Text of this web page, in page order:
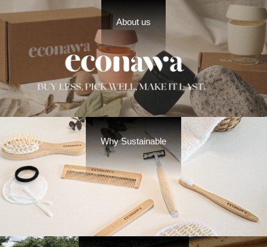
About us
Why Sustainable